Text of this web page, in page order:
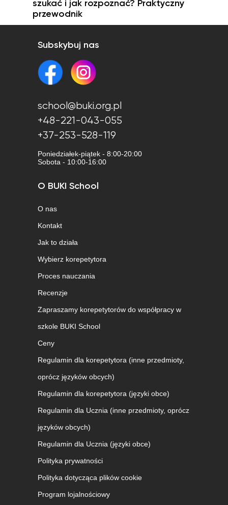
szukać i jak rozpoznać? Praktyczny
przewodnik
Subskybuj nas
school@buki.org.pl
+48-221-043-055
+37-253-528-119
Poniedziałek-piątek - 8:00-20:00
Sobota - 10:00-16:00
O BUKI School
O nas
Kontakt
Jak to działa
Wybierz korepetytora
Proces nauczania
Recenzje
Zapraszamy korepetytorów do współpracy w
szkole BUKI School
Ceny
Regulamin dla korepetytora (inne przedmioty,
oprócz języków obcych)
Regulamin dla korepetytora (języki obce)
Regulamin dla Ucznia (inne przedmioty, oprócz
języków obcych)
Regulamin dla Ucznia (języki obce)
Polityka prywatności
Polityka dotycząca plików cookie
Program lojalnościowy